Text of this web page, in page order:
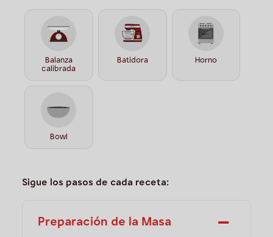
Balanza
calibrada
Batidora Horno
Bowl
Sigue los pasos de cada receta:
Preparación de la Masa